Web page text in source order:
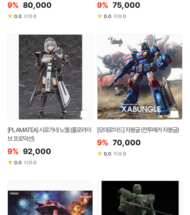
9% 80,000
★ 0.0 리뷰0
9% 75,000
★ 0.0 리뷰0
[PLAMATEA] 시로가네 노엘 (홀로라이
브 프로덕션)
9% 92,000
★ 0.0 리뷰0
[모데로이드] 자붕글 (전투메카 자붕글)
9% 70,000
★ 0.0 리뷰0